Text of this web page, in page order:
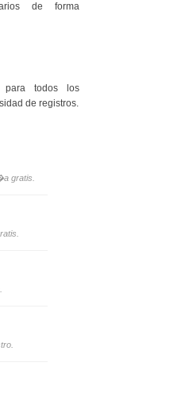
de forma
para todos los
de registros.
gratis.